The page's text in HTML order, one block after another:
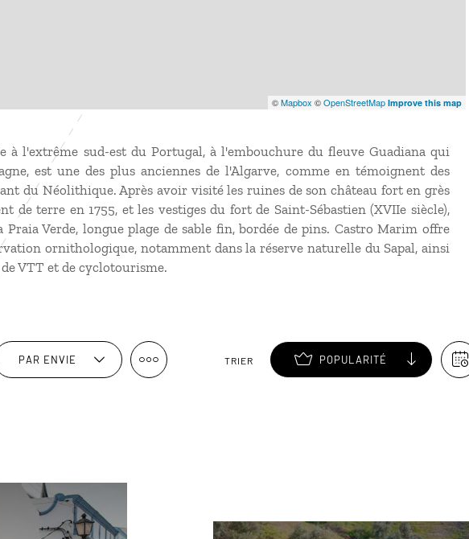
©Mapbox ©OpenStreetMap Improve this map
à l'extrême sud-est du Portugal, à l'embouchure du fleuve Guadiana qui
est une des plus anciennes de l'Algarve, comme en témoignent des
du Néolithique. Après avoir visité les ruines de son château fort en grès
de terre en 1755, et les vestiges du fort de Saint-Sébastien (XVIIe siècle),
Verde, longue plage de sable fin, bordée de pins. Castro Marim offre
ornithologique, notamment dans la réserve naturelle du Sapal, ainsi
VTT et de cyclotourisme.
PAR ENVIE TRIER POPULARITÉ